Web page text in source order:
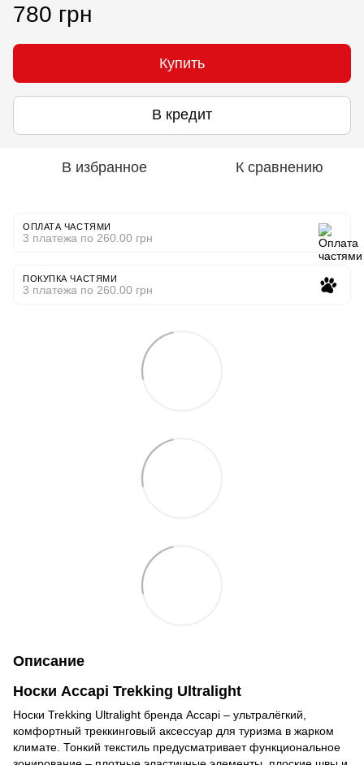
780 грн
Купить
В кредит
В избранное К сравнению
ОПЛАТА ЧАСТЯМИ
3 платежа по 260.00 грн
ПОКУПКА ЧАСТЯМИ
3 платежа по 260.00 грн
Описание
Носки Accapi Trekking Ultralight
Носки Trekking Ultralight бренда Accapi – ультралёгкий,
комфортный треккинговый аксессуар для туризма в жарком
климате. Тонкий текстиль предусматривает функциональное